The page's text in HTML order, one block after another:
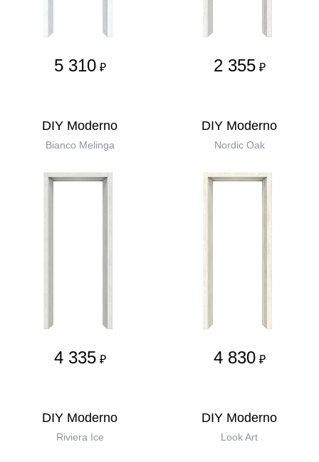
5 310 ₽ 2 355 ₽
DIY Moderno
Bianco Melinga
4 335 ₽
DIY Moderno
Nordic Oak
4 830 ₽
DIY Moderno
Riviera Ice
DIY Moderno
Look Art